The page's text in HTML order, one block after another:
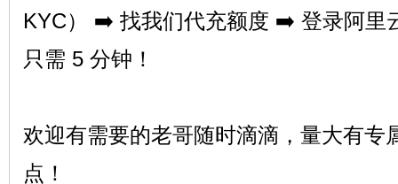
KYC） ➡️ 找我们代充额度 ➡️ 登录阿里
只需 5 分钟！
欢迎有需要的老哥随时滴滴，量大有专
点！